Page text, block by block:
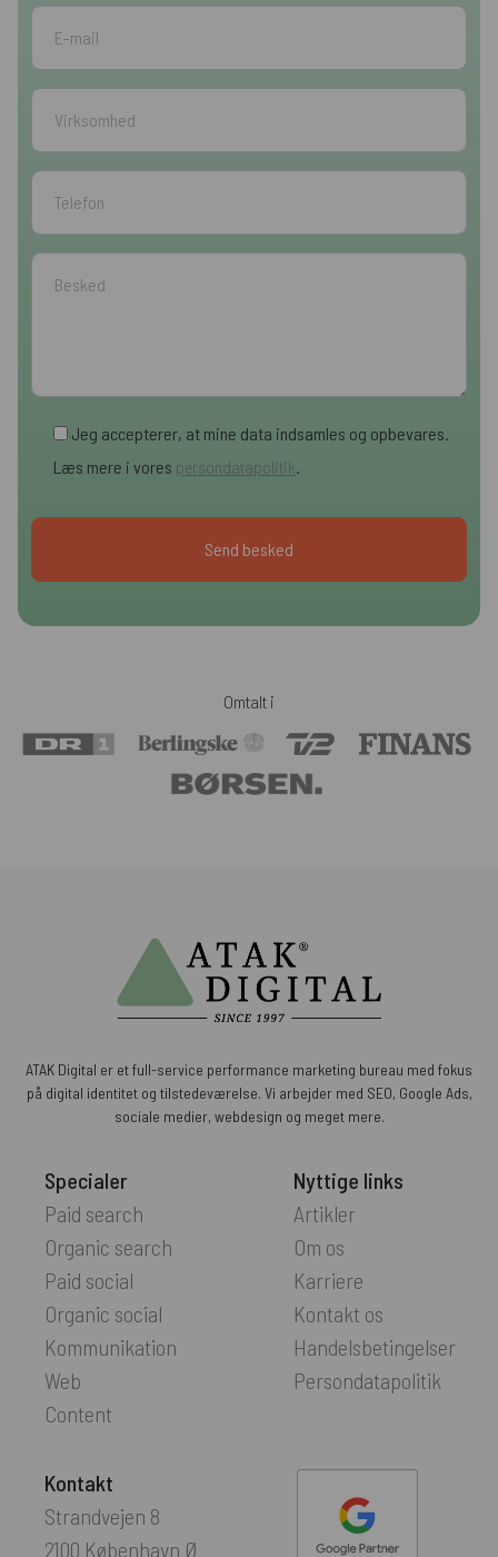
Jeg accepterer, at mine data indsamles og opbevares.
Læs mere i vores persondatapolitik.
Omtalt i
ATAK Digital er et full-service performance marketing bureau med fokus
på digital identitet og tilstedeværelse. Vi arbejder med SEO, Google Ads,
sociale medier, webdesign og meget mere.
Kontakt
Strandvejen 8
2100 København Ø
Specialer
Paid search
Organic search
Paid social
Organic social
Kommunikation
Web
Content
Nyttige links
Artikler
Om os
Karriere
Kontakt os
Handelsbetingelser
Persondatapolitik